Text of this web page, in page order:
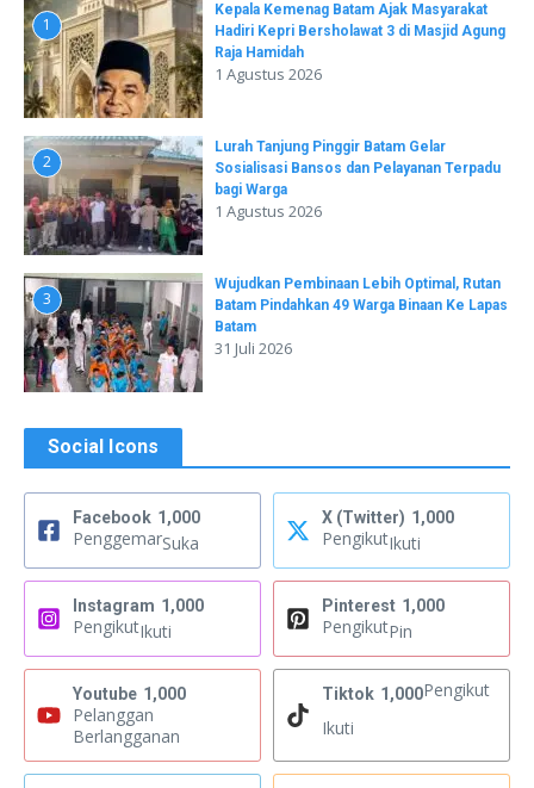
1
Kepala Kemenag Batam Ajak Masyarakat
Hadiri Kepri Bersholawat 3 di Masjid Agung
Raja Hamidah
1 Agustus 2026
2
Lurah Tanjung Pinggir Batam Gelar
Sosialisasi Bansos dan Pelayanan Terpadu
bagi Warga
1 Agustus 2026
3
Wujudkan Pembinaan Lebih Optimal, Rutan
Batam Pindahkan 49 Warga Binaan Ke Lapas
Batam
31 Juli 2026
Social Icons
Facebook 1,000
PenggemarSuka
X (Twitter) 1,000
PengikutIkuti
Instagram 1,000
PengikutIkuti
Pinterest 1,000
PengikutPin
Youtube 1,000
Pelanggan
Berlangganan
Tiktok 1,000Pengikut
Ikuti